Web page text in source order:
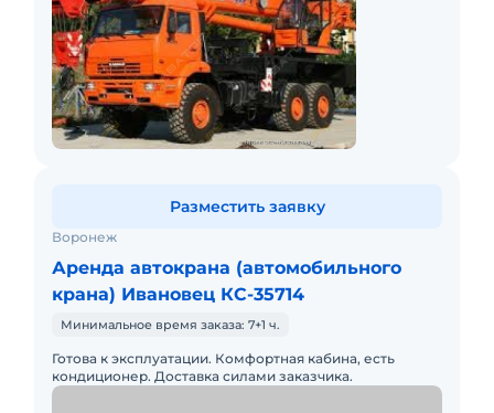
Воронеж
Аренда автокрана (автомобильного
крана) Ивановец КС-35714
Минимальное время заказа: 7+1 ч.
Готова к эксплуатации. Комфортная кабина, есть
кондиционер. Доставка силами заказчика.
Разместить заявку